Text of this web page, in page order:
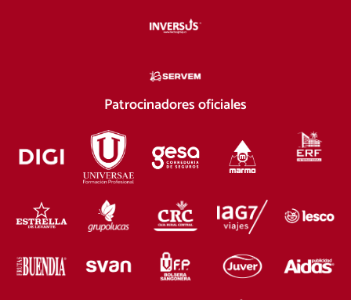
Patrocinadores oficiales